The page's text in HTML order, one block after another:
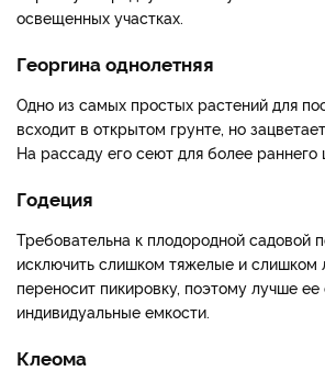
освещенных участках.
Георгина однолетняя
Одно из самых простых растений для
всходит в открытом грунте, но
На рассаду его сеют для более раннего
Годеция
Требовательна к плодородной садовой
исключить слишком тяжелые и слишком
переносит пикировку, поэтому лучше ее
индивидуальные емкости.
Клеома